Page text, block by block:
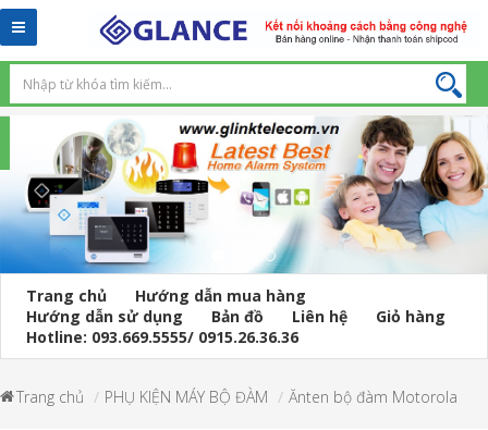
Toggle
navigation
Trang chủ
Hướng dẫn mua hàng
Hướng dẫn sử dụng
Bản đồ Liên hệ
Giỏ hàng
Hotline: 093.669.5555/ 0915.26.36.36
Trang chủ PHỤ KIỆN MÁY BỘ ĐÀM Ănten bộ đàm Motorola